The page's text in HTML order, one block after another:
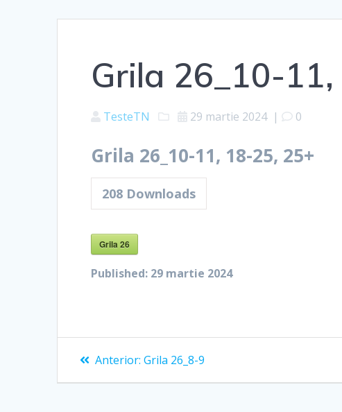
Grila 26_10-
TesteTN 29 martie 2024| 0
Grila 26_10-11, 18-25, 25+
208 Downloads
Grila 26
Published: 29 martie 2024
Navigare
în
Anterior: Articolul
Grila 26_8-9